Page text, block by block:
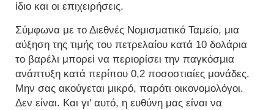
ίδιο και οι επιχειρήσεις.
Σύμφωνα με το Διεθνές Νομισματικό Ταμείο, μια
αύξηση της τιμής του πετρελαίου κατά 10 δολάρια
το βαρέλι μπορεί να περιορίσει την παγκόσμια
ανάπτυξη κατά περίπου 0,2 ποσοστιαίες μονάδες.
Μην σας ακούγεται μικρό, παρότι οικονομολόγοι.
Δεν είναι. Και γι' αυτό, η ευθύνη μας είναι να